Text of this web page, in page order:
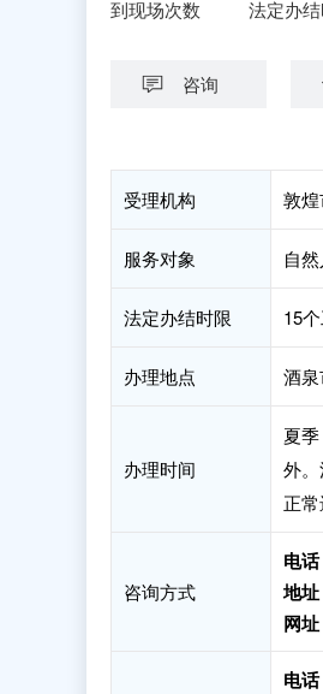
到现场次数 法定办
咨询
受理机构 敦
服务对象 自然
法定办结时限 15
办理地点 酒
办理时间
夏
外
正常
咨询方式
电话
地址
网址
电话